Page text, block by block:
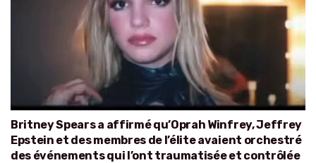
Britney Spears a affirmé qu’Oprah Winfrey, Jeffrey
Epstein et des membres de l’élite avaient orchestré
des événements qui l’ont traumatisée et contrôlée